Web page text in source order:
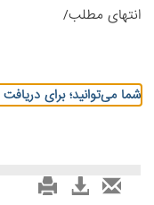
انتهای مطلب/
شما می‌توانید؛ برای